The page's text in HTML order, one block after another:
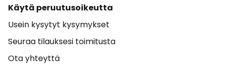
Käytä peruutusoikeutta
Usein kysytyt kysymykset
Seuraa tilauksesi toimitusta
Ota yhteyttä